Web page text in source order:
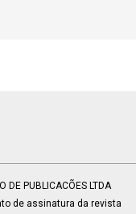
PUBLICACÕES LTDA
de assinatura da revista